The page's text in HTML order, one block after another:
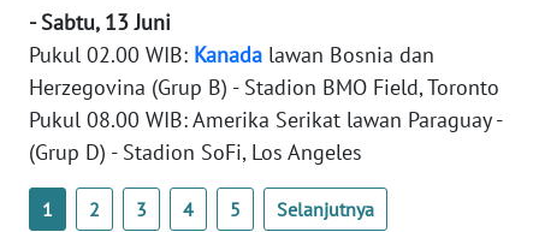
- Sabtu, 13 Juni
Pukul 02.00 WIB: Kanada lawan Bosnia dan
Herzegovina (Grup B) - Stadion BMO Field, Toronto
Pukul 08.00 WIB: Amerika Serikat lawan Paraguay -
(Grup D) - Stadion SoFi, Los Angeles
1 2 3 4 5 Selanjutnya
SUMBAR
SUMSEL
WN
BENGKULU